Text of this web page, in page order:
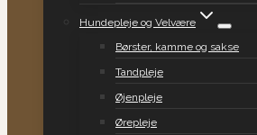
Hundepleje og Velvære
Børster, kamme og sakse
Tandpleje
Øjenpleje
Ørepleje